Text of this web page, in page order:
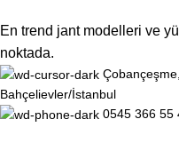
En trend jant modelleri ve
noktada.
Bahçelievler/İstanbul
0545 366 55